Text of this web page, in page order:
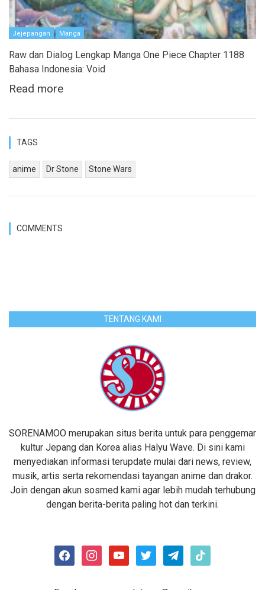
Jejepangan Manga
Raw dan Dialog Lengkap Manga One Piece Chapter 1188
Bahasa Indonesia: Void
Read more
TAGS
anime Dr Stone Stone Wars
COMMENTS
TENTANG KAMI
SORENAMOO merupakan situs berita untuk para penggemar
kultur Jepang dan Korea alias Halyu Wave. Di sini kami
menyediakan informasi terupdate mulai dari news, review,
musik, artis serta rekomendasi tayangan anime dan drakor.
Join dengan akun sosmed kami agar lebih mudah terhubung
dengan berita-berita paling hot dan terkini.
facebookinstagramyoutubetwitter telegramtiktok